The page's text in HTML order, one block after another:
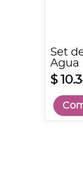
Set
Agua
$